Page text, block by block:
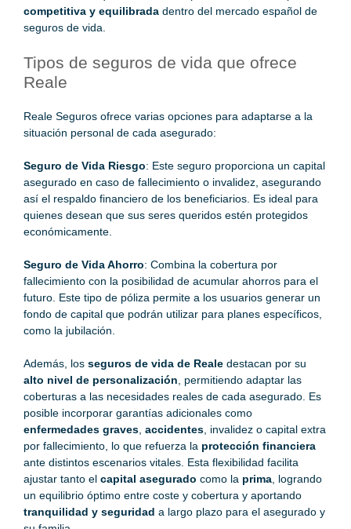
competitiva y equilibrada dentro del mercado español de
seguros de vida.
Tipos de seguros de vida que ofrece
Reale
Reale Seguros ofrece varias opciones para adaptarse a la
situación personal de cada asegurado:
Seguro de Vida Riesgo: Este seguro proporciona un capital
asegurado en caso de fallecimiento o invalidez, asegurando
así el respaldo financiero de los beneficiarios. Es ideal para
quienes desean que sus seres queridos estén protegidos
económicamente.
Seguro de Vida Ahorro: Combina la cobertura por
fallecimiento con la posibilidad de acumular ahorros para el
futuro. Este tipo de póliza permite a los usuarios generar un
fondo de capital que podrán utilizar para planes específicos,
como la jubilación.
Además, los seguros de vida de Reale destacan por su
alto nivel de personalización , permitiendo adaptar las
coberturas a las necesidades reales de cada asegurado. Es
posible incorporar garantías adicionales como
enfermedades graves accidentes , invalidez o capital extra
por fallecimiento, lo que refuerza la protección financiera
ante distintos escenarios vitales. Esta flexibilidad facilita
ajustar tanto el capital asegurado como la prima , logrando
un equilibrio óptimo entre coste y cobertura y aportando
tranquilidad y seguridad a largo plazo para el asegurado y